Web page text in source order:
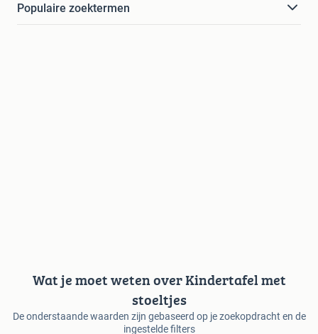
Populaire zoektermen
Wat je moet weten over Kindertafel met
stoeltjes
De onderstaande waarden zijn gebaseerd op je zoekopdracht en de
ingestelde filters